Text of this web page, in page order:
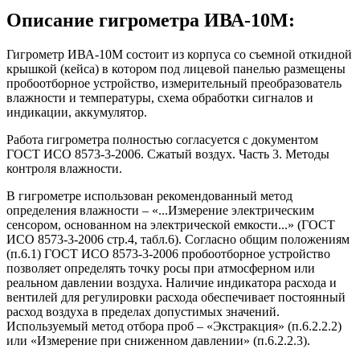
Описание гигрометра ИВА-10М:
Гигрометр ИВА-10М состоит из корпуса со съемной откидной
крышкой (кейса) в котором под лицевой панелью размещены
пробоотборное устройство, измерительный преобразователь
влажности и температуры, схема обработки сигналов и
индикации, аккумулятор.
Работа гигрометра полностью согласуется с документом
ГОСТ ИСО 8573-3-2006. Сжатый воздух. Часть 3. Методы
контроля влажности.
В гигрометре использован рекомендованный метод
определения влажности – «...Измерение электрическим
сенсором, основанном на электрической емкости...» (ГОСТ
ИСО 8573-3-2006 стр.4, табл.6). Согласно общим положениям
(п.6.1) ГОСТ ИСО 8573-3-2006 пробоотборное устройство
позволяет определять точку росы при атмосферном или
реальном давлении воздуха. Наличие индикатора расхода и
вентилей для регулировки расхода обеспечивает постоянный
расход воздуха в пределах допустимых значений.
Используемый метод отбора проб – «Экстракция» (п.6.2.2.2)
или «Измерение при сниженном давлении» (п.6.2.2.3).